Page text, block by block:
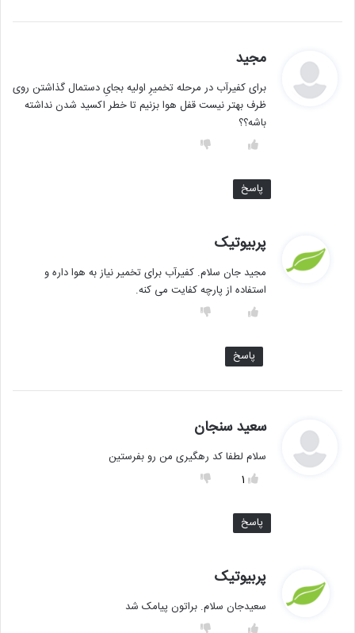
مجید
ت
:
برای کفیرآب در مرحله تخمیرِ اولیه بجایِ دستمال گذاشتن روی
ظرف بهتر نیست قفل هوا بزنیم تا خطر اکسید شدن نداشته
باشه؟؟
پاسخ
پربیوتیک
ت
:
مجید جان سلام. کفیرآب برای تخمیر نیاز به هوا داره و
استفاده از پارچه کفایت می کنه.
پاسخ
سعید سنجان
ت
سلام لطفا کد رهگیری من رو بفرستین
1
پاسخ
پربیوتیک
ت
سعیدجان سلام. براتون پیامک شد